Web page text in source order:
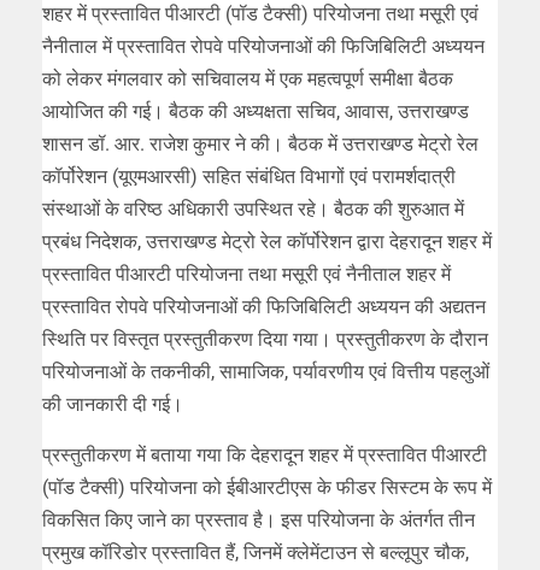
शहर में प्रस्तावित पीआरटी (पॉड टैक्सी) परियोजना तथा मसूरी एवं
नैनीताल में प्रस्तावित रोपवे परियोजनाओं की फिजिबिलिटी अध्ययन
को लेकर मंगलवार को सचिवालय में एक महत्वपूर्ण समीक्षा बैठक
आयोजित की गई। बैठक की अध्यक्षता सचिव, आवास, उत्तराखण्ड
शासन डॉ. आर. राजेश कुमार ने की। बैठक में उत्तराखण्ड मेट्रो रेल
कॉर्पोरेशन (यूएमआरसी) सहित संबंधित विभागों एवं परामर्शदात्री
संस्थाओं के वरिष्ठ अधिकारी उपस्थित रहे। बैठक की शुरुआत में
प्रबंध निदेशक, उत्तराखण्ड मेट्रो रेल कॉर्पोरेशन द्वारा देहरादून शहर में
प्रस्तावित पीआरटी परियोजना तथा मसूरी एवं नैनीताल शहर में
प्रस्तावित रोपवे परियोजनाओं की फिजिबिलिटी अध्ययन की अद्यतन
स्थिति पर विस्तृत प्रस्तुतीकरण दिया गया। प्रस्तुतीकरण के दौरान
परियोजनाओं के तकनीकी, सामाजिक, पर्यावरणीय एवं वित्तीय पहलुओं
की जानकारी दी गई।
प्रस्तुतीकरण में बताया गया कि देहरादून शहर में प्रस्तावित पीआरटी
(पॉड टैक्सी) परियोजना को ईबीआरटीएस के फीडर सिस्टम के रूप में
विकसित किए जाने का प्रस्ताव है। इस परियोजना के अंतर्गत तीन
प्रमुख कॉरिडोर प्रस्तावित हैं, जिनमें क्लेमेंटाउन से बल्लूपुर चौक,